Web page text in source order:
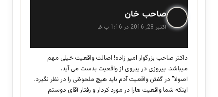
صاحب خان
اکتبر 28, 2016 در 1:16 ب.ظ
داکتر صاحب بزرگوار امیر زاده! اصالت واقعیت خیلی مهم
میباشد. پیروزی در پیروی از واقعیت بدست می آید.
اصولا” در گفتن واقعیت آدم باید هیچ ملحوظی را در نظر نگیرد.
اینکه شما واقعیت هارا در مورد کردار و رفتار آقای دوستم